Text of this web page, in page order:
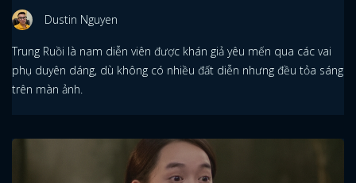
Dustin Nguyen
Trung Ruồi là nam diễn viên được khán giả yêu mến qua các vai
phụ duyên dáng, dù không có nhiều đất diễn nhưng đều tỏa sáng
trên màn ảnh.